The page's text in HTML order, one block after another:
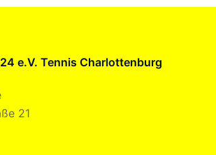
e.V. Tennis Charlottenburg
21